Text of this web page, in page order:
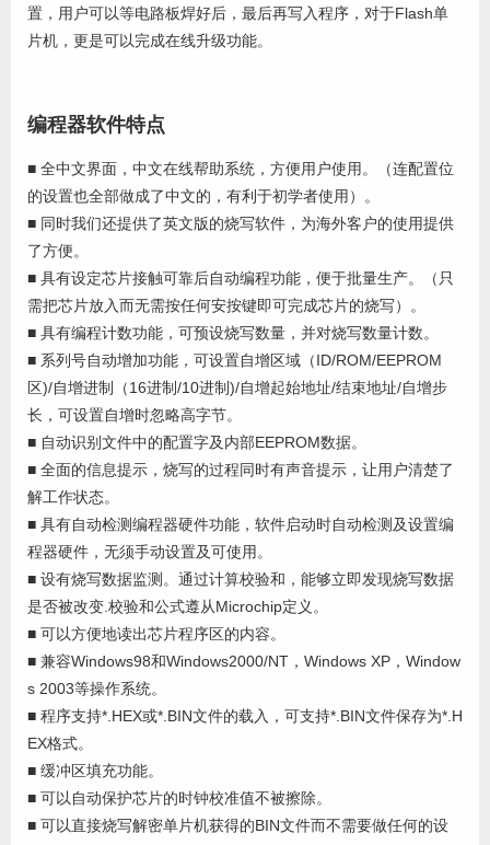
置，用户可以等电路板焊好后，最后再写入程序，对于Flash单
片机，更是可以完成在线升级功能。
编程器软件特点
■ 全中文界面，中文在线帮助系统，方便用户使用。（连配置位
的设置也全部做成了中文的，有利于初学者使用）。
■ 同时我们还提供了英文版的烧写软件，为海外客户的使用提供
了方便。
■ 具有设定芯片接触可靠后自动编程功能，便于批量生产。（只
需把芯片放入而无需按任何安按键即可完成芯片的烧写）。
■ 具有编程计数功能，可预设烧写数量，并对烧写数量计数。
■ 系列号自动增加功能，可设置自增区域（ID/ROM/EEPROM
区)/自增进制（16进制/10进制)/自增起始地址/结束地址/自增步
长，可设置自增时忽略高字节。
■ 自动识别文件中的配置字及内部EEPROM数据。
■ 全面的信息提示，烧写的过程同时有声音提示，让用户清楚了
解工作状态。
■ 具有自动检测编程器硬件功能，软件启动时自动检测及设置编
程器硬件，无须手动设置及可使用。
■ 设有烧写数据监测。通过计算校验和，能够立即发现烧写数据
是否被改变.校验和公式遵从Microchip定义。
■ 可以方便地读出芯片程序区的内容。
■ 兼容Windows98和Windows2000/NT，Windows XP，Window
s 2003等操作系统。
■ 程序支持*.HEX或*.BIN文件的载入，可支持*.BIN文件保存为*.H
EX格式。
■ 缓冲区填充功能。
■ 可以自动保护芯片的时钟校准值不被擦除。
■ 可以直接烧写解密单片机获得的BIN文件而不需要做任何的设